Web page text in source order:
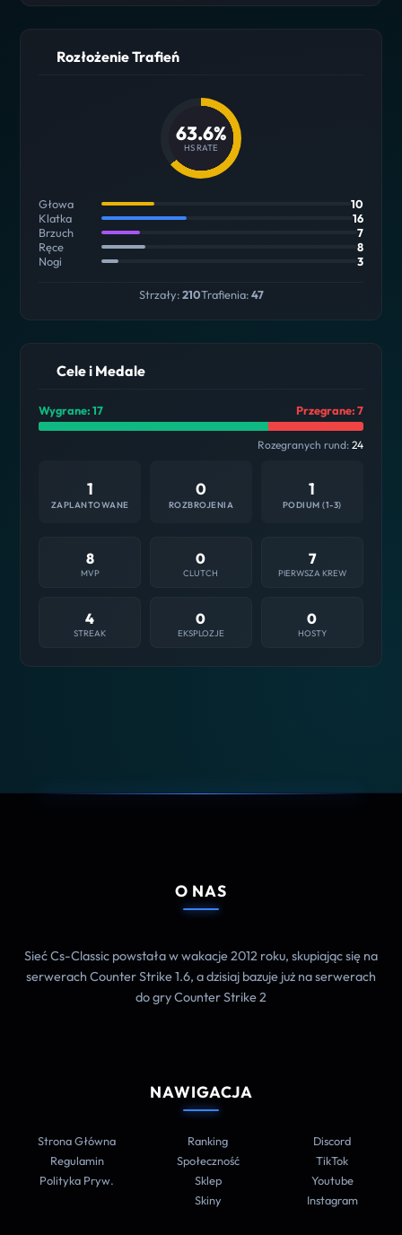
Rozłożenie Trafień
63.6%
HS RATE
Głowa
10
Klatka
16
Brzuch
7
Ręce
8
Nogi
3
Strzały:210Trafienia:47
Cele i Medale
Wygrane: 17 Przegrane: 7
Rozegranych rund: 24
1
ZAPLANTOWANE
0
ROZBROJENIA
1
PODIUM (1-3)
8
MVP
0
CLUTCH
7
PIERWSZA KREW
4
STREAK
0
EKSPLOZJE
0
HOSTY
O NAS
Sieć Cs-Classic powstała w wakacje 2012 roku, skupiając się na
serwerach Counter Strike 1.6, a dzisiaj bazuje już na serwerach
do gry Counter Strike 2
NAWIGACJA
Strona Główna
Regulamin
Polityka Pryw.
Ranking
Społeczność
Sklep
Skiny
Discord
TikTok
Youtube
Instagram